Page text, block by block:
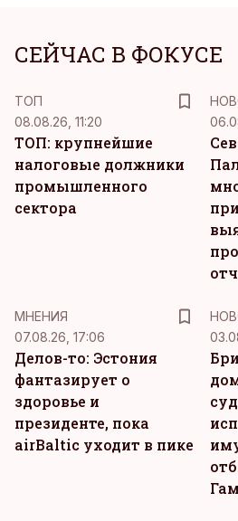
СЕЙЧАС В ФОКУСЕ
ТОП
08.08.26, 11:20
ТОП: крупнейшие
налоговые должники
промышленного
сектора
MНЕНИЯ
07.08.26, 17:06
Делов-то: Эстония
фантазирует о
здоровье и
президенте, пока
airBaltic уходит в пике